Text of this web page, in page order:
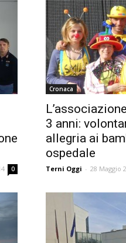
0
Cronaca
3 anni:
allegria ai
ospedale
Terni Oggi - 28 Maggio